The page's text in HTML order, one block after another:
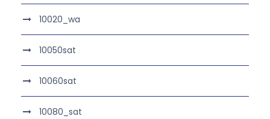
10020_wa
10050sat
10060sat
10080_sat